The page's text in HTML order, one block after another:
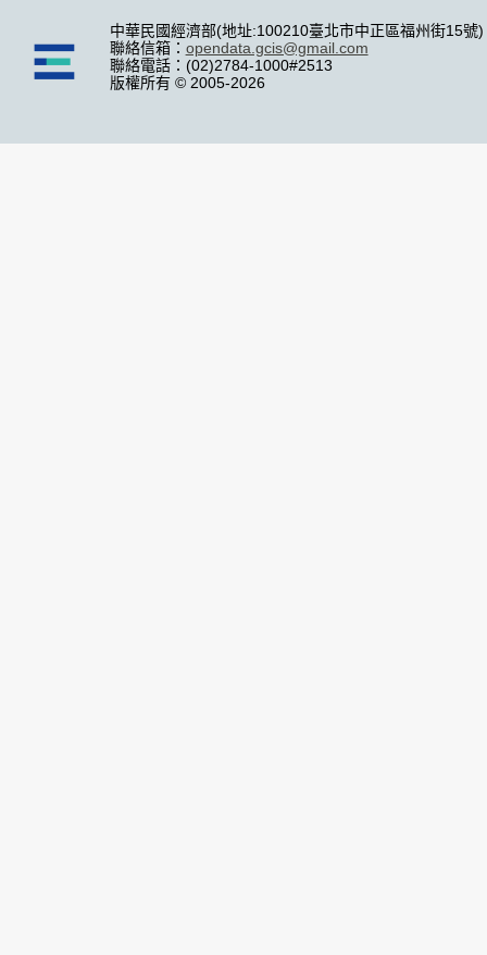
中華民國經濟部(地址:100210臺北市中正區福州街15號)
聯絡信箱： opendata.gcis@gmail.com
聯絡電話：(02)2784-1000#2513
版權所有 © 2005-2026